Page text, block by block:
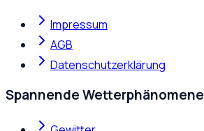
Impressum
AGB
Datenschutzerklärung
Spannende Wetterphänomene